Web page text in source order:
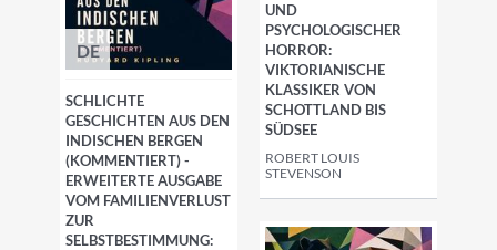
UND
PSYCHOLOGISCHER
HORROR:
VIKTORIANISCHE
KLASSIKER VON
SCHOTTLAND BIS
SÜDSEE
ROBERT LOUIS
STEVENSON
DE
SCHLICHTE
GESCHICHTEN AUS DEN
INDISCHEN BERGEN
(KOMMENTIERT) -
ERWEITERTE AUSGABE
VOM FAMILIENVERLUST
ZUR
SELBSTBESTIMMUNG: